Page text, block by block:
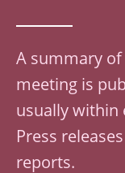
A summary of
meeting is
usually within
Press
reports.